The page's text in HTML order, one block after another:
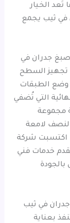
تُعد الخيار
في ثيب يجمع
جدران في
تجهيز السطح
وضع الطبقات
التي تُضفي
مجموعة
لامعة
اكتسبت شركة
خدمات فني
في ثيب
بعناية